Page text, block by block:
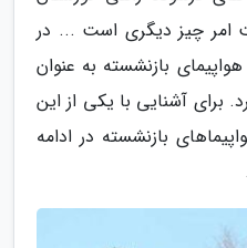
امر چیز دیگری است ... در
بازنشسته به عنوان
برای آشنایی با یکی از این
بازنشسته در ادامه